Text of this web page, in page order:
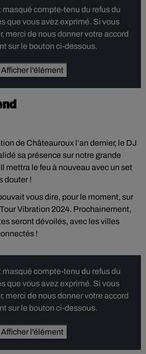
compte-tenu du refus du
que vous avez exprimé. Si vous
merci de nous donner votre accord
sur le bouton ci-dessous.
Afficher l'élément
de Châteauroux l’an dernier, le DJ
sa présence sur notre grande
mettra le feu à nouveau avec un set
douter !
vous dire, pour le moment, sur
Vibration 2024. Prochainement,
seront dévoilés, avec les villes
!
compte-tenu du refus du
que vous avez exprimé. Si vous
merci de nous donner votre accord
sur le bouton ci-dessous.
Afficher l'élément